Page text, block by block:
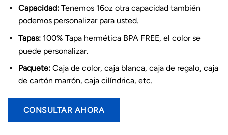
Capacidad:Tenemos 16oz otra capacidad también
podemos personalizar para usted.
Tapas: 100% Tapa hermética BPA FREE, el color se
puede personalizar.
Paquete: Caja de color, caja blanca, caja de regalo, caja
de cartón marrón, caja cilíndrica, etc.
CONSULTAR AHORA